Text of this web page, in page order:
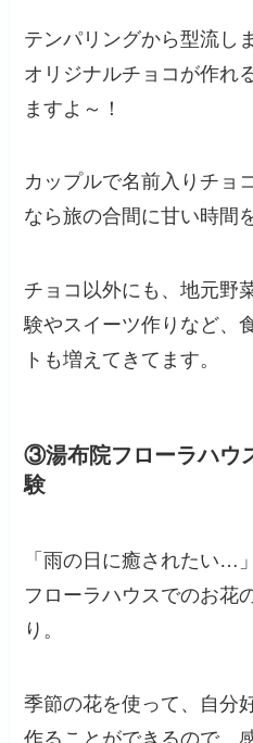
テンパリングから型流し
オリジナルチョコが作れ
ますよ～！
カップルで名前入りチョ
なら旅の合間に甘い時間
チョコ以外にも、地元野
験やスイーツ作りなど、
トも増えてきてます。
③湯布院フローラハウ
験
「雨の日に癒されたい…
フローラハウスでのお花
り。
季節の花を使って、自分
作ることができるので、